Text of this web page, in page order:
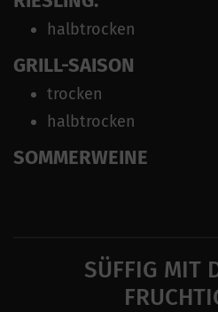
halbtrocken
GRILL-SAISON
trocken
halbtrocken
SOMMERWEINE
SÜFFIG MIT